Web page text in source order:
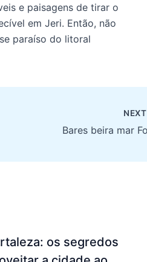
e paisagens de tirar o
em Jeri. Então, não
paraíso do litoral
NEXT
os segredos